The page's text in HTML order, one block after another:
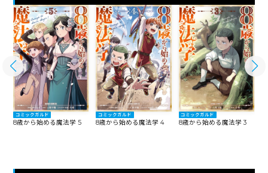
コミックガルド
8歳から始める魔法学 5
コミックガルド
8歳から始める魔法学 4
コミックガルド
8歳から始める魔法学 3